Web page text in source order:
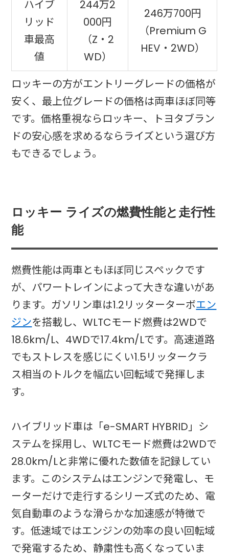
ハイブ
リッド
車最高
値
244万2
000円
（Z・2
WD）
246万700円
（Premium G
HEV・2WD）
ロッキーの方がエントリーグレードの価格が
安く、最上位グレードの価格は両車ほぼ同等
です。価格重視ならロッキー、トヨタブラン
ドの安心感を求めるならライズという選び方
もできるでしょう。
ロッキー ライズの燃費性能と走行性
能
燃費性能は両車ともほぼ同じスペックです
が、パワートレインによって大きな違いがあ
ります。ガソリン車は1.2リッターターボエン
ジンを搭載し、WLTCモード燃費は2WDで
18.6km/L、4WDで17.4km/Lです。高速道路
でもストレスを感じにくい1.5リッタークラ
ス相当のトルクを幅広い回転域で発揮しま
す。
ハイブリッド車は「e-SMART HYBRID」シ
ステムを採用し、WLTCモード燃費は2WDで
28.0km/Lと非常に優れた数値を記録してい
ます。このシステムはエンジンで発電し、モ
ーターだけで走行するシリーズ式のため、電
気自動車のような滑らかな加速感が特徴で
す。低速域ではエンジンの効率の良い回転域
で発電するため、静粛性も高くなっていま